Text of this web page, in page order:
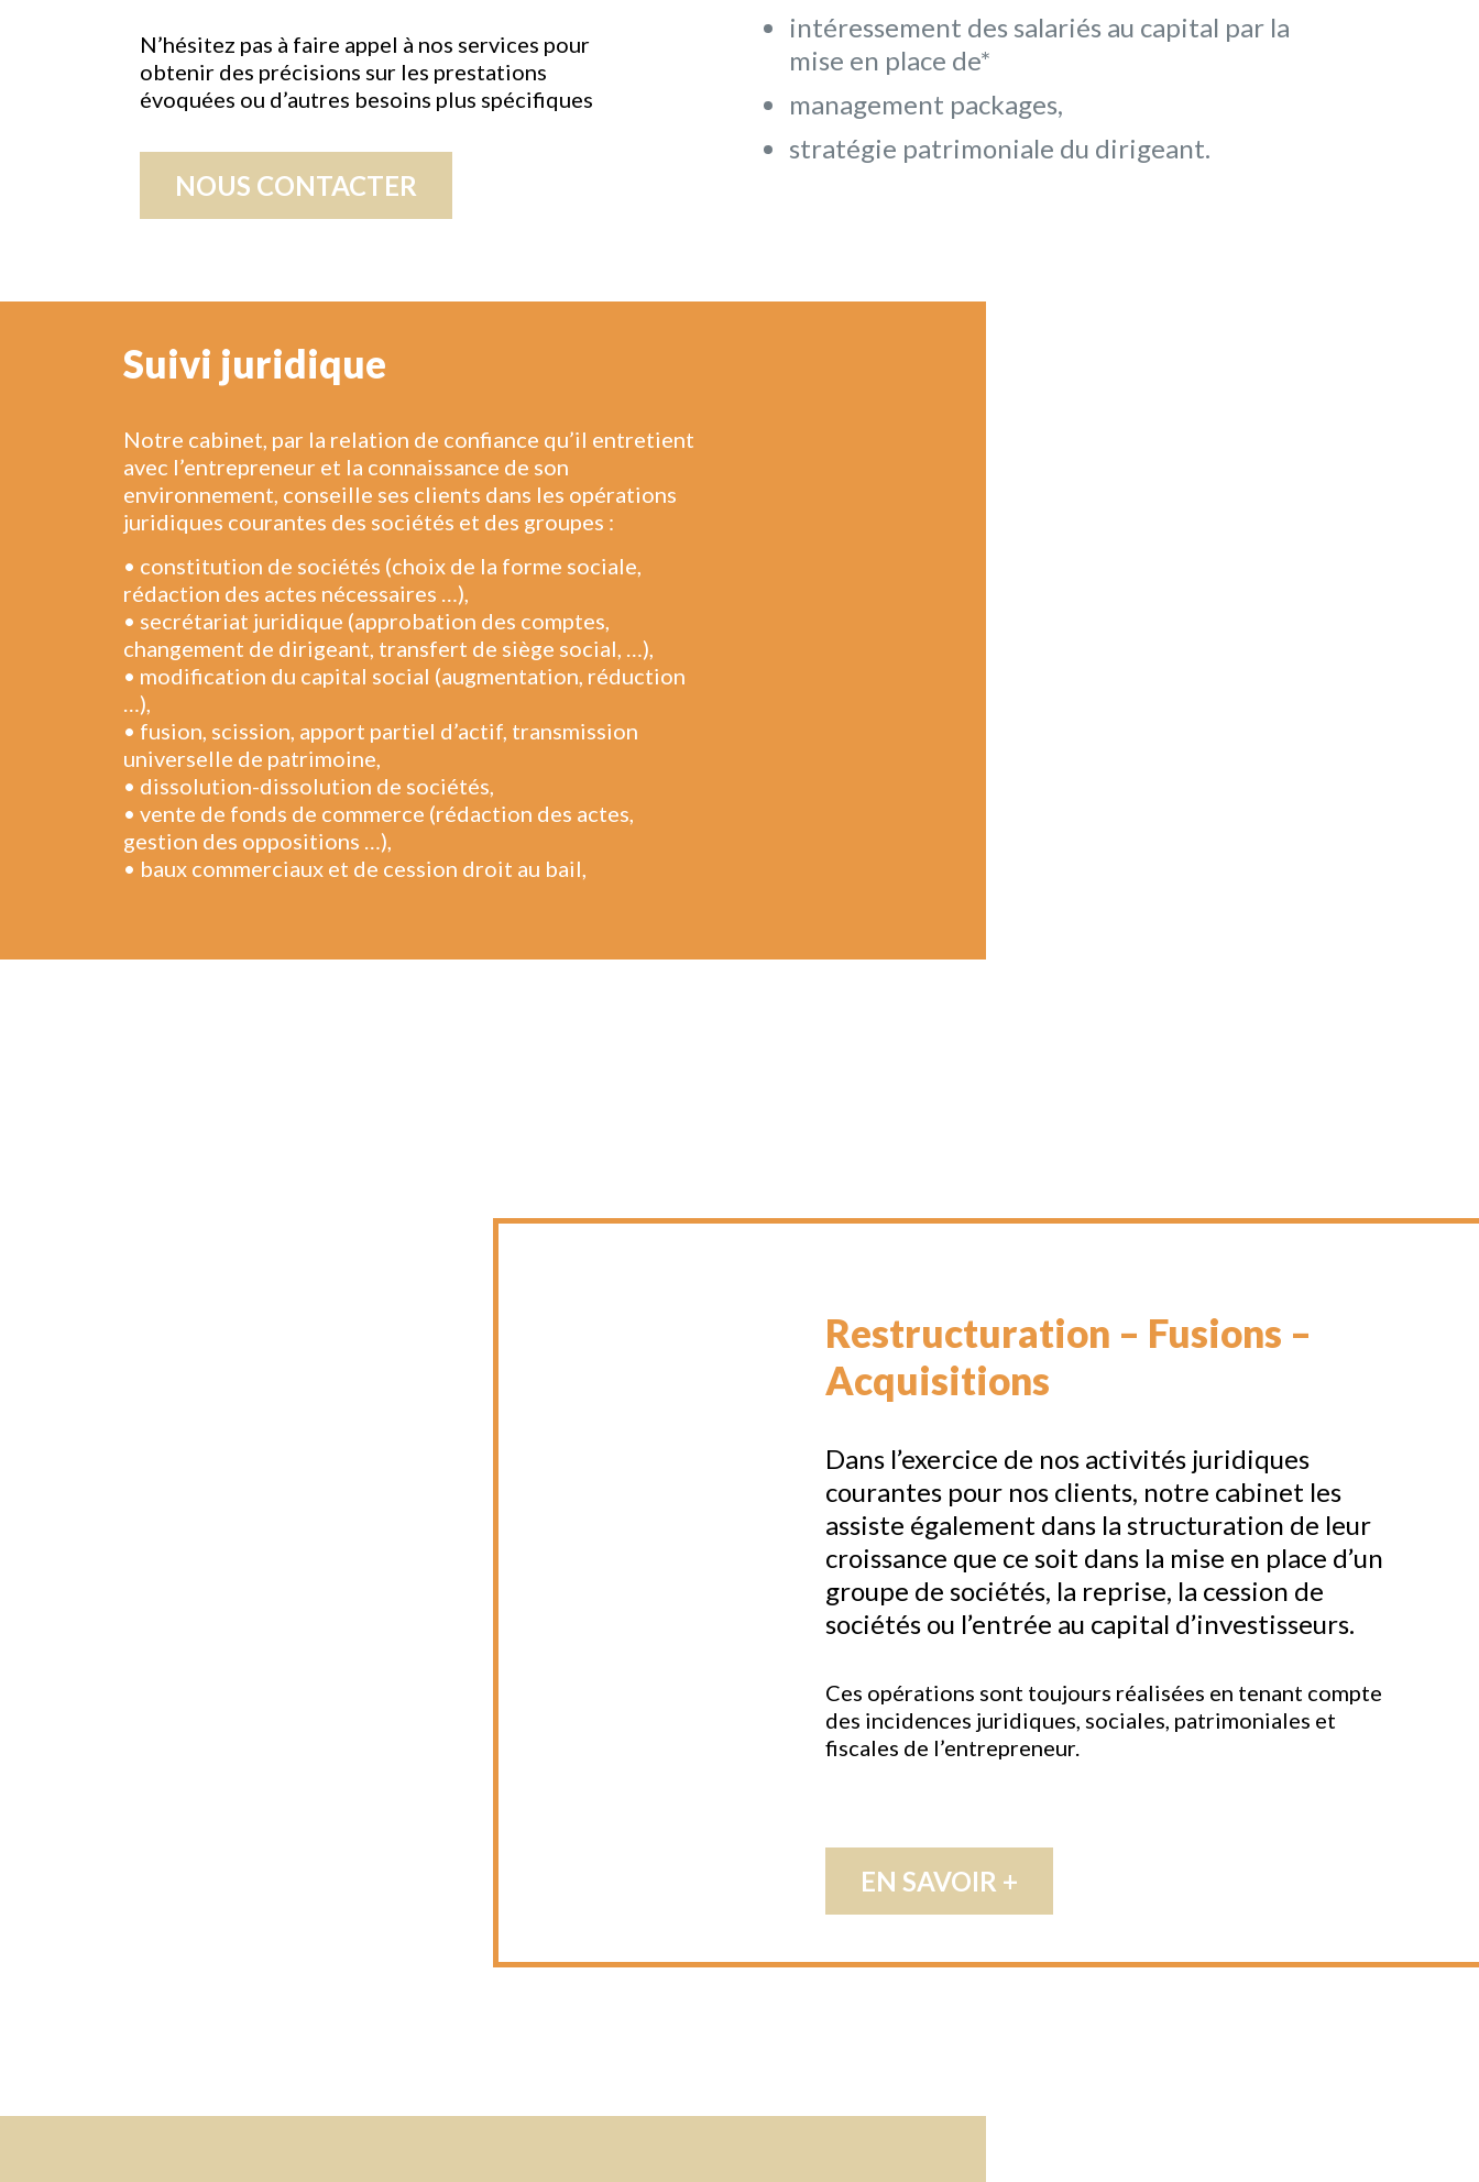
N’hésitez pas à faire appel à nos services pour
obtenir des précisions sur les prestations
évoquées ou d’autres besoins plus spécifiques
NOUS CONTACTER
intéressement des salariés au capital par la
mise en place de*
management packages,
stratégie patrimoniale du dirigeant.
Suivi juridique
Notre cabinet, par la relation de confiance qu’il entretient
avec l’entrepreneur et la connaissance de son
environnement, conseille ses clients dans les opérations
juridiques courantes des sociétés et des groupes :
• constitution de sociétés (choix de la forme sociale,
rédaction des actes nécessaires …),
• secrétariat juridique (approbation des comptes,
changement de dirigeant, transfert de siège social, …),
• modification du capital social (augmentation, réduction
…),
• fusion, scission, apport partiel d’actif, transmission
universelle de patrimoine,
• dissolution-dissolution de sociétés,
• vente de fonds de commerce (rédaction des actes,
gestion des oppositions …),
• baux commerciaux et de cession droit au bail,
Restructuration – Fusions –
Acquisitions
Dans l’exercice de nos activités juridiques
courantes pour nos clients, notre cabinet les
assiste également dans la structuration de leur
croissance que ce soit dans la mise en place d’un
groupe de sociétés, la reprise, la cession de
sociétés ou l’entrée au capital d’investisseurs.
Ces opérations sont toujours réalisées en tenant compte
des incidences juridiques, sociales, patrimoniales et
fiscales de l’entrepreneur.
EN SAVOIR +